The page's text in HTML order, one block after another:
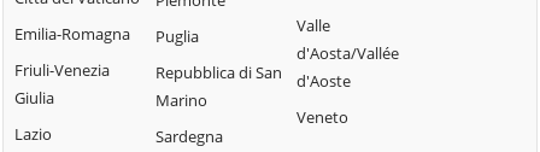
Calvignasco
Cambiago
Canegrate
Carpiano
Masate
Mediglia
Melegnano
Melzo
Olona
San Zenone al
Emilia-Romagna
Friuli-Venezia
Giulia
Lazio
Puglia
Repubblica di San
Marino
Sardegna
Valle
d'Aosta/Vallée
d'Aoste
Veneto